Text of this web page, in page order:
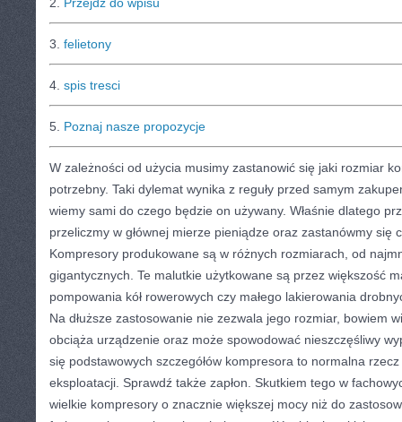
3. felietony
4. spis tresci
5. Poznaj nasze propozycje
W zależności od użycia musimy zastanowić się jaki rozmiar
potrzebny. Taki dylemat wynika z reguły przed samym
wiemy sami do czego będzie on używany. Właśnie dlatego
przeliczmy w głównej mierze pieniądze oraz zastanówmy się
Kompresory produkowane są w różnych rozmiarach, od
gigantycznych. Te malutkie użytkowane są przez większość
pompowania kół rowerowych czy małego lakierowania
Na dłuższe zastosowanie nie zezwala jego rozmiar, bowiem
obciąża urządzenie oraz może spowodować nieszczęśliwy
się podstawowych szczegółów kompresora to normalna
eksploatacji. Sprawdź także zapłon. Skutkiem tego w
wielkie kompresory o znacznie większej mocy niż do